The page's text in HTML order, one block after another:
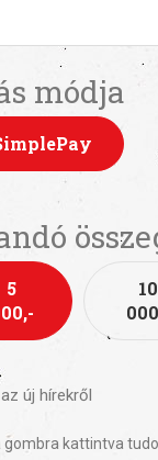
módja
5
10
új hírekről
kattintva